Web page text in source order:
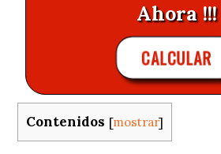
Ahora !!!
CALCULAR
Contenidos [mostrar]